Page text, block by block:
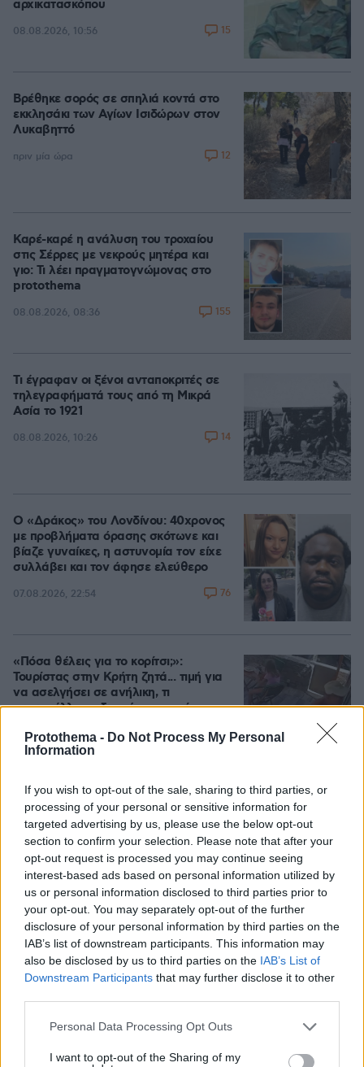
Protothema - Do Not Process My Personal
Information
If you wish to opt-out of the sale, sharing to third parties, or
processing of your personal or sensitive information for
targeted advertising by us, please use the below opt-out
section to confirm your selection. Please note that after your
opt-out request is processed you may continue seeing
interest-based ads based on personal information utilized by
us or personal information disclosed to third parties prior to
your opt-out. You may separately opt-out of the further
disclosure of your personal information by third parties on the
IAB’s list of downstream participants. This information may
also be disclosed by us to third parties on the IAB’s List of
Downstream Participants that may further disclose it to other
Please note that this website/app uses one or more Google
not limited to your visit or usage behaviour. You may click to
Personal Data Processing Opt Outs
I want to opt-out of the Sharing of my
αρχικατασκόπου
08.08.2026, 10:56 15
Βρέθηκε σορός σε σπηλιά κοντά στο
εκκλησάκι των Αγίων Ισιδώρων στον
Λυκαβηττό
πριν μία ώρα 12
Καρέ-καρέ η ανάλυση του τροχαίου
στις Σέρρες με νεκρούς μητέρα και
γιο: Τι λέει πραγματογνώμονας στο
protothema
08.08.2026, 08:36 155
Τι έγραφαν οι ξένοι ανταποκριτές σε
τηλεγραφήματά τους από τη Μικρά
Ασία το 1921
08.08.2026, 10:26 14
Ο «Δράκος» του Λονδίνου: 40χρονος
με προβλήματα όρασης σκότωνε και
βίαζε γυναίκες, η αστυνομία τον είχε
συλλάβει και τον άφησε ελεύθερο
07.08.2026, 22:54 76
«Πόσα θέλεις για το κορίτσι;»:
Τουρίστας στην Κρήτη ζητά... τιμή για
να ασελγήσει σε ανήλικη, τι
καταγγέλλει ο ιδιοκτήτης επιχείρησης
07.08.2026, 18:22 444
Games
Cut The Rope Northern Heights Candy
Best of Network